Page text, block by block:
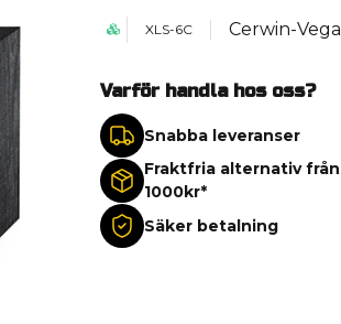
XLS-6C Cerwin-Vega
Varför handla hos oss?
Snabba leveranser
Fraktfria alternativ från
1000kr*
Säker betalning